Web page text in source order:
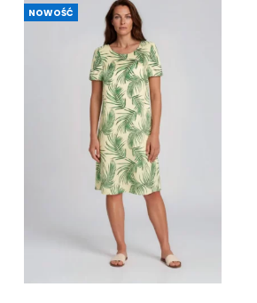
NOWOŚĆ